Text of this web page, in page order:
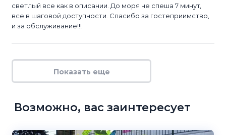
светлый все как в описании. До моря не спеша 7 минут,
все в шаговой доступности. Спасибо за гостеприимство,
и за обслуживание!!!
Показать еще
Возможно, вас заинтересует